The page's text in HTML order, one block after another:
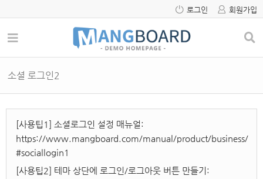
로그인 회원가입
소셜 로그인2
[사용팁1] 소셜로그인 설정 매뉴얼:
https://www.mangboard.com/manual/product/business/
#sociallogin1
[사용팁2] 테마 상단에 로그인/로그아웃 버튼 만들기: